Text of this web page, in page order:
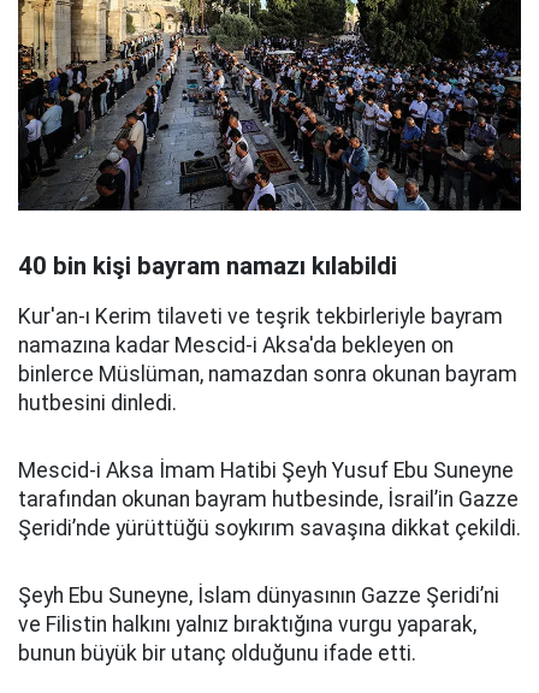
40 bin kişi bayram namazı kılabildi
Kur'an-ı Kerim tilaveti ve teşrik tekbirleriyle bayram
namazına kadar Mescid-i Aksa'da bekleyen on
binlerce Müslüman, namazdan sonra okunan bayram
hutbesini dinledi.
Mescid-i Aksa İmam Hatibi Şeyh Yusuf Ebu Suneyne
tarafından okunan bayram hutbesinde, İsrail’in Gazze
Şeridi’nde yürüttüğü soykırım savaşına dikkat çekildi.
Şeyh Ebu Suneyne, İslam dünyasının Gazze Şeridi’ni
ve Filistin halkını yalnız bıraktığına vurgu yaparak,
bunun büyük bir utanç olduğunu ifade etti.